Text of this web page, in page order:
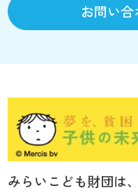
お問い
みらいこども財団は